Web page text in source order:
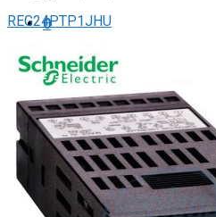
0
Giỏ hàng
Chưa có sản phẩm trong
REG24PTP1JHU